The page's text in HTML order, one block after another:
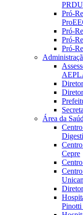
PRDU
Pró-
Pró-
Pró-
Pró-
Área da
Cepre